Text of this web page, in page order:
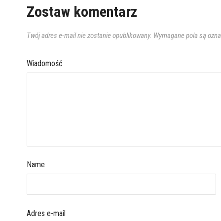
Zostaw komentarz
Twój adres e-mail nie zostanie opublikowany. Wymagane pola są
Wiadomość
Name
Adres e-mail